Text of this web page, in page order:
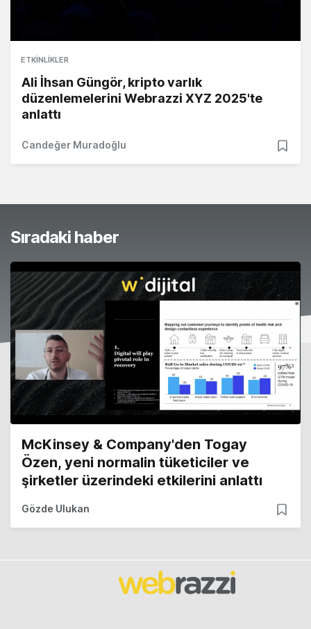
ETKINLIKLER
Ali İhsan Güngör, kripto varlık
düzenlemelerini Webrazzi XYZ 2025'te
anlattı
Candeğer Muradoğlu
Sıradaki haber
McKinsey & Company'den Togay
Özen, yeni normalin tüketiciler ve
şirketler üzerindeki etkilerini anlattı
Gözde Ulukan